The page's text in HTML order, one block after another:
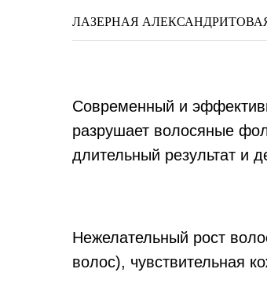
ЛАЗЕРНАЯ
Современный и
разрушает волосяные
длительный результат и
Нежелательный рост
волос), чувствительная